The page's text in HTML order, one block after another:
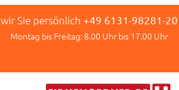
Sie persönlich +49 6131-98281-20
Montag bis Freitag: 8.00 Uhr bis 17.00 Uhr